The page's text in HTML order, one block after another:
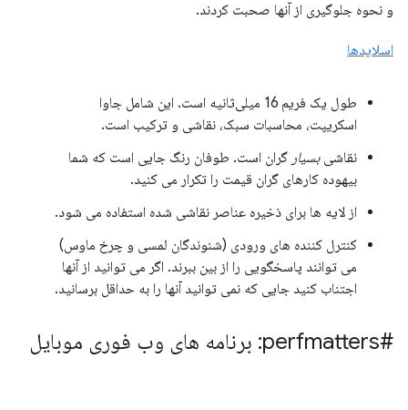
و نحوه جلوگیری از آنها صحبت کردند.
اسلایدها
طول یک فریم 16 میلی‌ثانیه است. این شامل جاوا
اسکریپت، محاسبات سبک، نقاشی و ترکیب است.
نقاشیبسیار گران است. طوفان رنگ جایی است که شما
بیهوده کارهای گران قیمت را تکرار می کنید.
از لایه ها برای ذخیره عناصر نقاشی شده استفاده می شود.
کنترل کننده های ورودی (شنوندگان لمسی و چرخ ماوس)
می توانند پاسخگویی را از بین ببرند. اگر می توانید از آنها
اجتناب کنید جایی که نمی توانید آنها را به حداقل برسانید.
#perfmatters: برنامه های وب فوری موبایل